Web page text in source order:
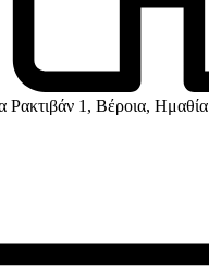
Ρακτιβάν 1, Βέροια, Ημαθία